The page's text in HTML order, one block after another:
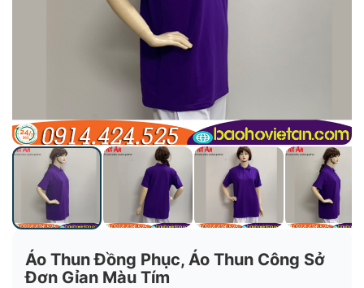
Áo Thun Đồng Phục, Áo Thun Công Sở
Đơn Gỉan Màu Tím